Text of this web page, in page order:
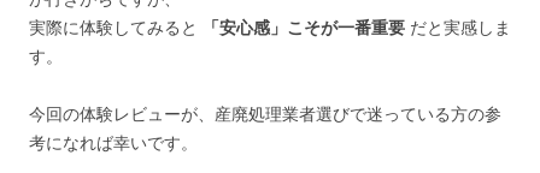
実際に体験してみると
「安心感」こそが一番重要 だと実感しま
す。
今回の体験レビューが、産廃処理業者選びで迷っている方の参
考になれば幸いです。